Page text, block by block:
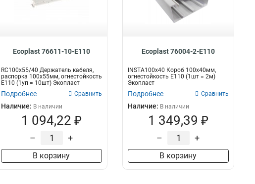
Ecoplast 76611-10-E110
RC100х55/40 Держатель кабеля,
распорка 100х55мм, огнестойкость
E110 (1уп = 10шт) Экопласт
Подробнее Сравнить
Наличие: В наличии
1 094,22 ₽
– +
В корзину
Ecoplast 76004-2-E110
INSTA100х40 Короб 100х40мм,
огнестойкость E110 (1шт = 2м)
Экопласт
Подробнее Сравнить
Наличие: В наличии
1 349,39 ₽
– +
В корзину